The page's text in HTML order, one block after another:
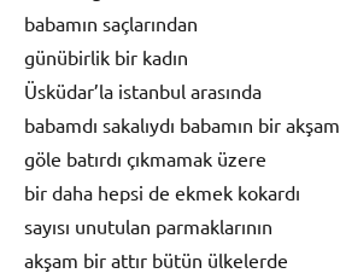
babamın saçlarından
günübirlik bir kadın
Üsküdar’la istanbul arasında
babamdı sakalıydı babamın bir akşam
göle batırdı çıkmamak üzere
bir daha hepsi de ekmek kokardı
sayısı unutulan parmaklarının
akşam bir attır bütün ülkelerde